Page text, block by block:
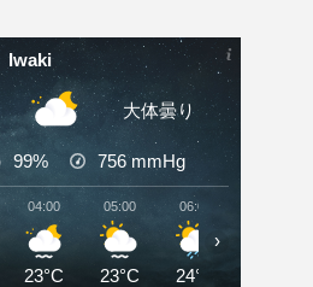
Iwaki
大体曇り
99% 756mmHg
04:00
23°C
05:00
23°C
06:00
24°C
›